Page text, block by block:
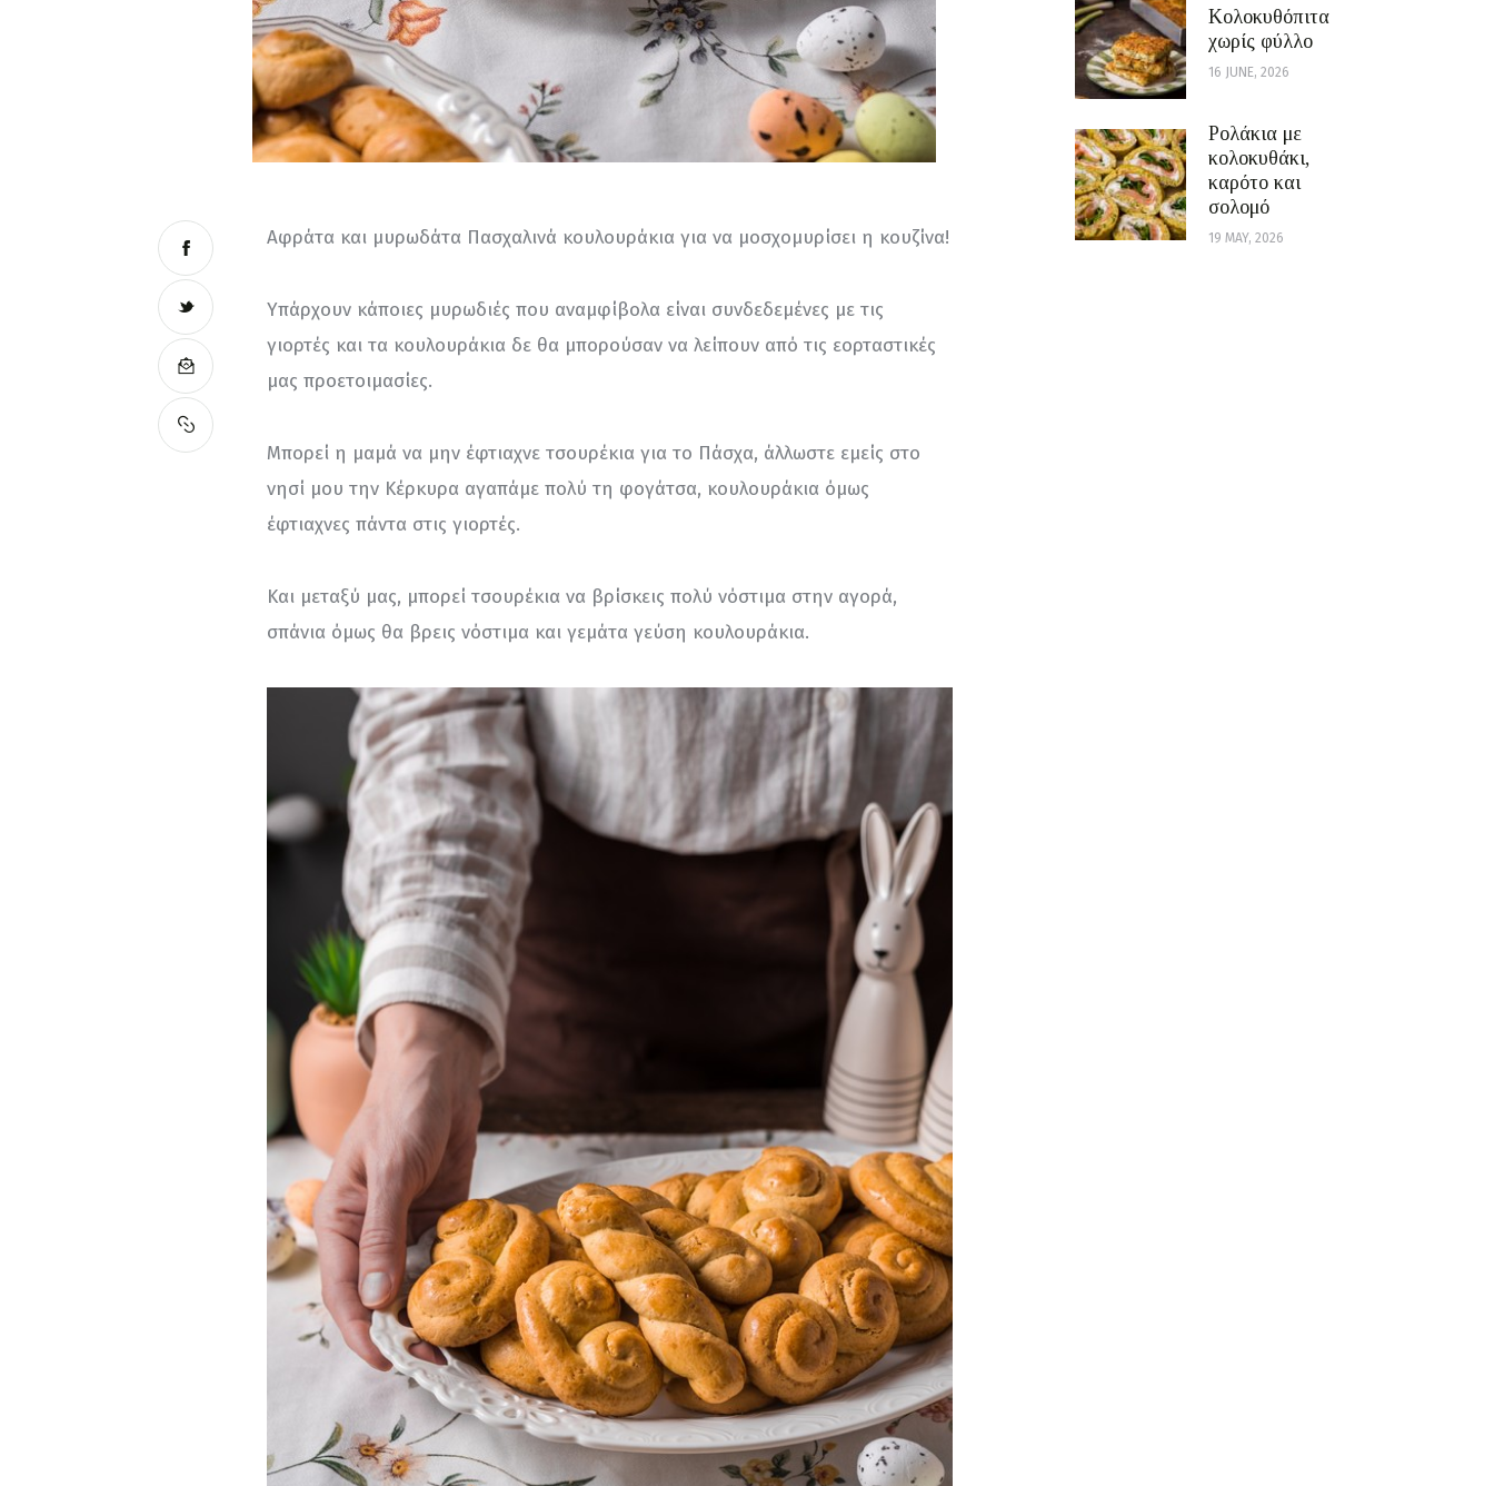
Αφράτα και μυρωδάτα Πασχαλινά κουλουράκια για να μοσχομυρίσει η κουζίνα!
Υπάρχουν κάποιες μυρωδιές που αναμφίβολα είναι συνδεδεμένες με τις
γιορτές και τα κουλουράκια δε θα μπορούσαν να λείπουν από τις εορταστικές
μας προετοιμασίες.
Μπορεί η μαμά να μην έφτιαχνε τσουρέκια για το Πάσχα, άλλωστε εμείς στο
νησί μου την Κέρκυρα αγαπάμε πολύ τη φογάτσα, κουλουράκια όμως
έφτιαχνες πάντα στις γιορτές.
Και μεταξύ μας, μπορεί τσουρέκια να βρίσκεις πολύ νόστιμα στην αγορά,
σπάνια όμως θα βρεις νόστιμα και γεμάτα γεύση κουλουράκια.
Κολοκυθόπιτα
χωρίς φύλλο
16 JUNE, 2026
Ρολάκια με
κολοκυθάκι,
καρότο και
σολομό
19 MAY, 2026